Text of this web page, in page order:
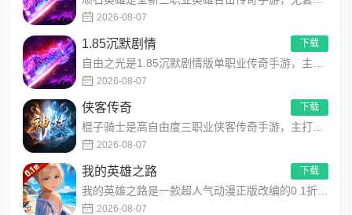
2026-08-07
1.85沉默剧情
2026-08-07
下载
侠客传奇
2026-08-07
下载
我的英雄之路
2026-08-07
下载